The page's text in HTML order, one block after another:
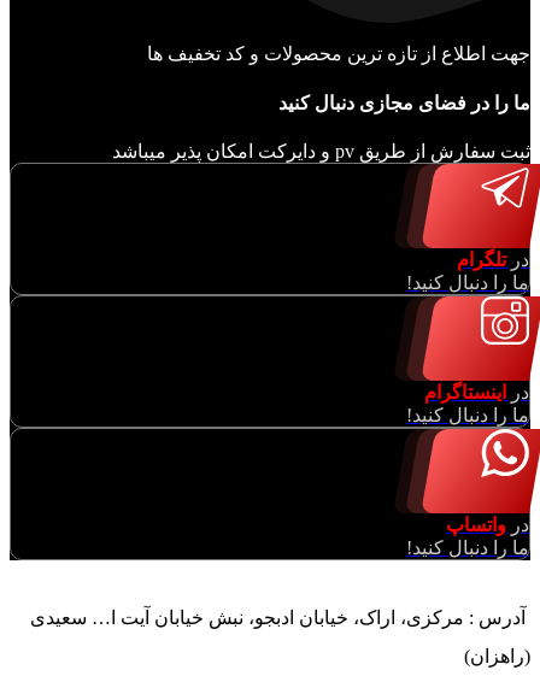
جهت اطلاع از تازه ترین محصولات و کد تخفیف ها
ما را در فضای مجازی دنبال کنید
ثبت سفارش از طریق pv و دایرکت امکان پذیر میباشد
درتلگرام
ما را دنبال کنید!
در
اینستاگرام
ما را دنبال کنید!
در واتساپ
ما را دنبال کنید!
آدرس : مرکزی، اراک، خیابان ادبجو، نبش خیابان آیت ا… سعیدی
(راهزان)